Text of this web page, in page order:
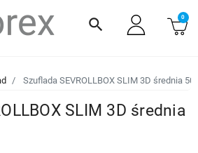
search 0
Szuflada SEVROLLBOX SLIM 3D średnia
SLIM 3D średnia